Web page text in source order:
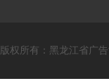
版权所有：黑龙江省广